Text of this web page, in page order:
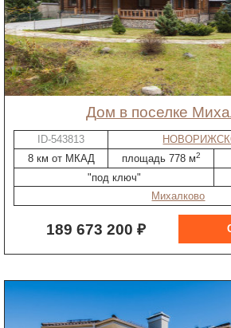
дом в поселке
ID-543813
8 км от МКАД
площадь 778 м2
"под ключ"
Михалково
189 673 200 ₽